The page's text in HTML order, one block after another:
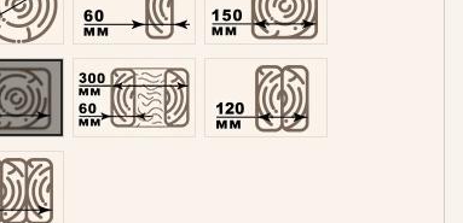
Профільований 200Подвійний 300 Клеєний 120
Клеєний 180